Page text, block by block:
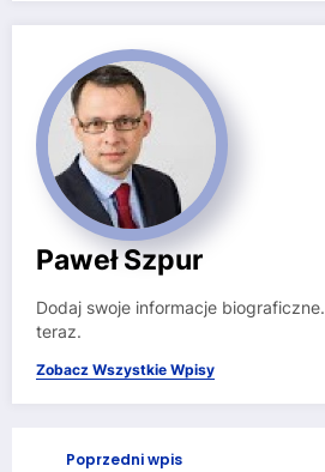
Paweł Szpur
Dodaj swoje informacje biograficzne.
teraz.
Zobacz Wszystkie Wpisy
Poprzedni wpis